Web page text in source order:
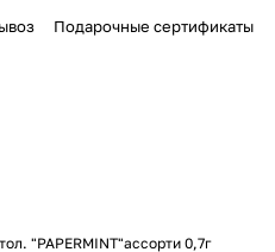
Подарочные сертификаты
"PAPERMINT"ассорти 0,7г